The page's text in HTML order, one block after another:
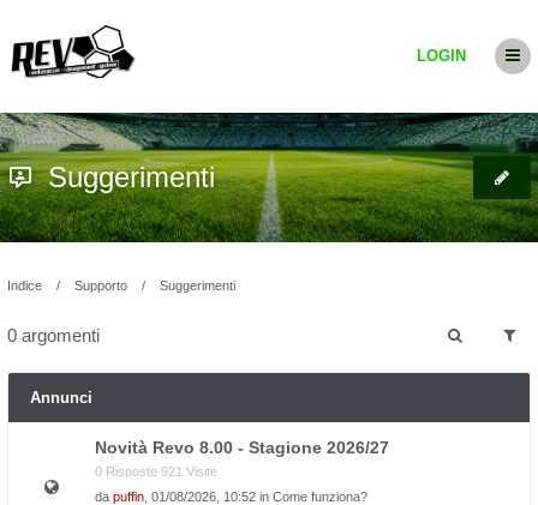
LOGIN
Suggerimenti
Indice Supporto Suggerimenti
0 argomenti
Annunci
Novità Revo 8.00 - Stagione 2026/27
0 Risposte 921 Visite
da puffin , 01/08/2026, 10:52 in Come funziona?